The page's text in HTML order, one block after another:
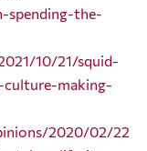
spending-the-
10/21/squid-
making-
2020/02/22